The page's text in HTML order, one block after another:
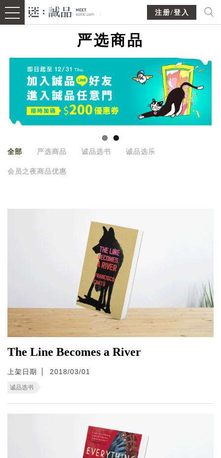
注册/登入
严选商品
全部 严选商品 诚品选书 诚品选乐
会员之夜商品优惠
The Line Becomes a River
上架日期 2018/03/01
诚品选书